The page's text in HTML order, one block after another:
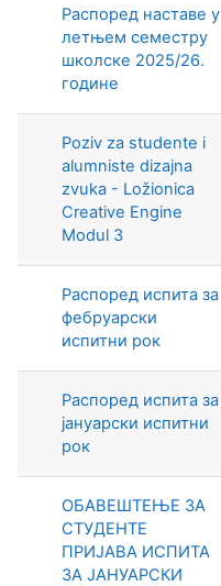
Распоред наставe у
летњем семестру
школске 2025/26.
године
Poziv za studente i
alumniste dizajna
zvuka - Ložionica
Creative Engine
Modul 3
Распоред испита за
фебруарски
испитни рок
Распоред испита за
јануарски испитни
рок
ОБАВЕШТЕЊЕ ЗА
СТУДЕНТЕ
ПРИЈАВА ИСПИТА
ЗА ЈАНУАРСКИ